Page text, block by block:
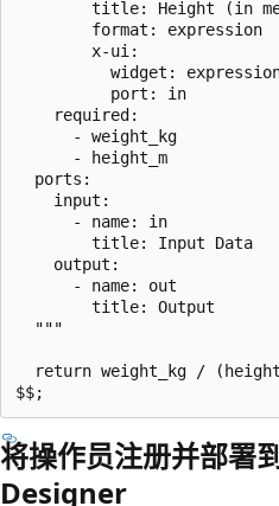
title: Height (in
        format: expression
        x-ui:
widget:
          port: in
    required:
      - weight_kg
      - height_m
  ports:
    input:
      - name: in
        title: Input Data
    output:
      - name: out
        title: Output
  """
return weight_kg /
将操作员注册并部
Designer